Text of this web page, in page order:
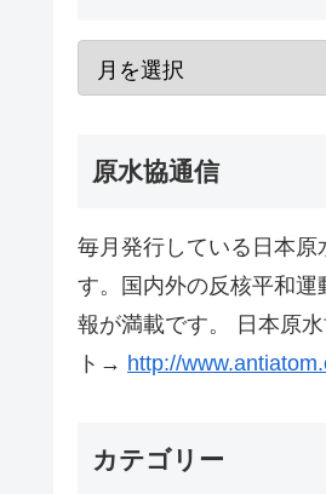
原水協通信
毎月発行している日本原
す。国内外の反核平和運
報が満載です。 日本原
ト→ http://
カテゴリー